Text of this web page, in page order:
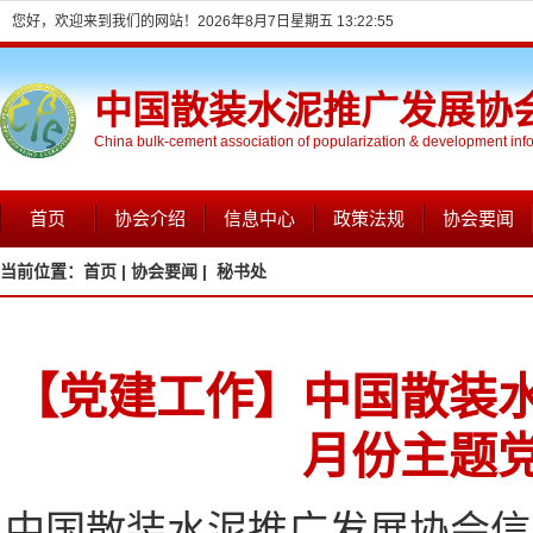
您好，欢迎来到我们的网站！ 2026年8月7日星期五 13:22:56
中国散装水泥推广发展协
China bulk-cement association of popularization & development
首页 协会介绍 信息中心 政策法规 协会要闻
当前位置： 首页 | 协会要闻 | 秘书处
【党建工作】中国散
月份主题